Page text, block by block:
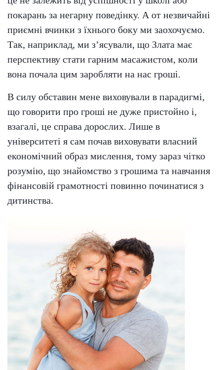
покарань за негарну поведінку. А от незвичайні
приємні вчинки з їхнього боку ми заохочуємо.
Так, наприклад, ми з’ясували, що Злата має
перспективу стати гарним масажистом, коли
вона почала цим заробляти на нас гроші.
В силу обставин мене виховували в парадигмі,
що говорити про гроші не дуже пристойно і,
взагалі, це справа дорослих. Лише в
університеті я сам почав виховувати власний
економічний образ мислення, тому зараз чітко
розумію, що знайомство з грошима та навчання
фінансовій грамотності повинно починатися з
дитинства.